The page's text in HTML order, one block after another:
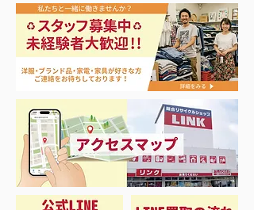
夏に向けて冷凍庫！大量
品揃え❗️